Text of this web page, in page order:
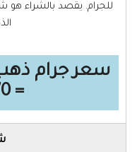
للجرام. يقصد بالشراء هو
= 6070 جنيه